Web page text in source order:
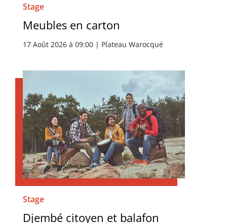
Stage
Meubles en carton
17 Août 2026 à 09:00 | Plateau Warocqué
Stage
Djembé citoyen et balafon